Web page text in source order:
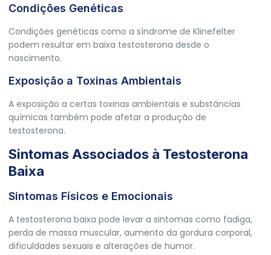
Condições Genéticas
Condições genéticas como a síndrome de Klinefelter
podem resultar em baixa testosterona desde o
nascimento.
Exposição a Toxinas Ambientais
A exposição a certas toxinas ambientais e substâncias
químicas também pode afetar a produção de
testosterona.
Sintomas Associados à Testosterona
Baixa
Sintomas Físicos e Emocionais
A testosterona baixa pode levar a sintomas como fadiga,
perda de massa muscular, aumento da gordura corporal,
dificuldades sexuais e alterações de humor.